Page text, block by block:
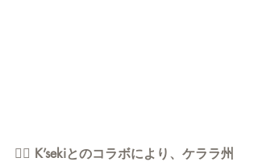
👉🏻 K’sekiとのコラボにより、ケララ州